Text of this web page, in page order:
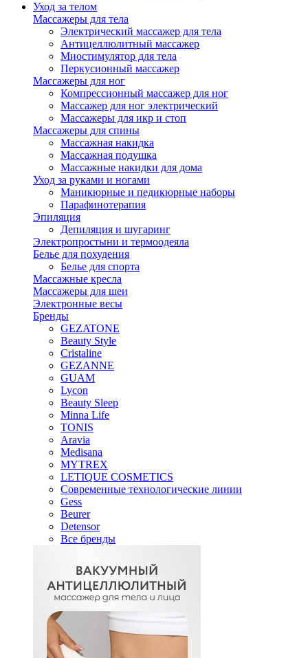
Уход за телом
Массажеры для тела
Электрический массажер для тела
Антицеллюлитный массажер
Миостимулятор для тела
Перкусионный массажер
Массажеры для ног
Компрессионный массажер для ног
Массажер для ног электрический
Массажеры для икр и стоп
Массажеры для спины
Массажная накидка
Массажная подушка
Массажные накидки для дома
Уход за руками и ногами
Маникюрные и педикюрные наборы
Парафинотерапия
Эпиляция
Депиляция и шугаринг
Электропростыни и термоодеяла
Белье для похудения
Белье для спорта
Массажные кресла
Массажеры для шеи
Электронные весы
Бренды
GEZATONE
Beauty Style
Cristaline
GEZANNE
GUAM
Lycon
Beauty Sleep
Minna Life
TONIS
Aravia
Medisana
MYTREX
LETIQUE COSMETICS
Современные технологические линии
Gess
Beurer
Detensor
Все бренды